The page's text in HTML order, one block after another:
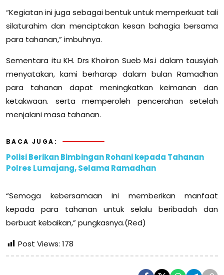
“Kegiatan ini juga sebagai bentuk untuk memperkuat tali
silaturahim dan menciptakan kesan bahagia bersama
para tahanan,” imbuhnya.
Sementara itu KH. Drs Khoiron Sueb Ms.i dalam tausyiah
menyatakan, kami berharap dalam bulan Ramadhan
para tahanan dapat meningkatkan keimanan dan
ketakwaan. serta memperoleh pencerahan setelah
menjalani masa tahanan.
BACA JUGA:
Polisi Berikan Bimbingan Rohani kepada Tahanan
Polres Lumajang, Selama Ramadhan
“Semoga kebersamaan ini memberikan manfaat
kepada para tahanan untuk selalu beribadah dan
berbuat kebaikan,” pungkasnya.(Red)
Post Views: 178